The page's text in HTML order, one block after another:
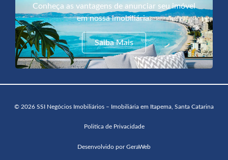
Conheça as vantagens de anunciar seu imóvel
em nossa imobiliária.
Saiba Mais
© 2026 SSI Negócios Imobiliários – Imobiliária em Itapema, Santa Catarina
Politica de Privacidade
Desenvolvido por GeraWeb